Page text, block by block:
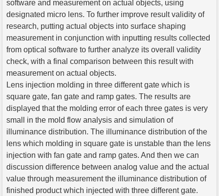
software and measurement on actual objects, using
designated micro lens. To further improve result validity of
research, putting actual objects into surface shaping
measurement in conjunction with inputting results collected
from optical software to further analyze its overall validity
check, with a final comparison between this result with
measurement on actual objects.
Lens injection molding in three different gate which is
square gate, fan gate and ramp gates. The results are
displayed that the molding error of each three gates is very
small in the mold flow analysis and simulation of
illuminance distribution. The illuminance distribution of the
lens which molding in square gate is unstable than the lens
injection with fan gate and ramp gates. And then we can
discussion difference between analog value and the actual
value through measurement the illuminance distribution of
finished product which injected with three different gate.